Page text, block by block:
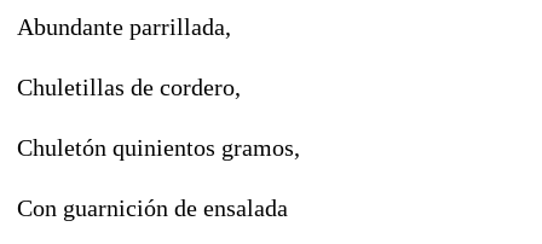
Abundante parrillada,
Chuletillas de cordero,
Chuletón quinientos gramos,
Con guarnición de ensalada